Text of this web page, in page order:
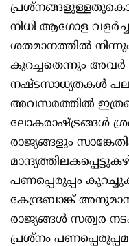
നിധി ആഗോള
ശതമാനത്തില്‍
കുറച്ചതെന്നും അവര്‍
നഷ്ടസാധ്യതകള്‍
അവസരത്തില്‍
ലോകരാഷ്ട്രങ്ങള്‍
രാജ്യങ്ങളും
പണപ്പെരുപ്പം
കേന്ദ്രബാങ്ക്
രാജ്യങ്ങള്‍ സത്വര
പ്രശ്‌നം